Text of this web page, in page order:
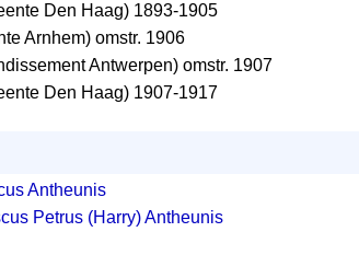
Den Haag) 1893-1905
Arnhem) omstr. 1906
Antwerpen) omstr. 1907
Den Haag) 1907-1917
Antheunis
Petrus (Harry) Antheunis